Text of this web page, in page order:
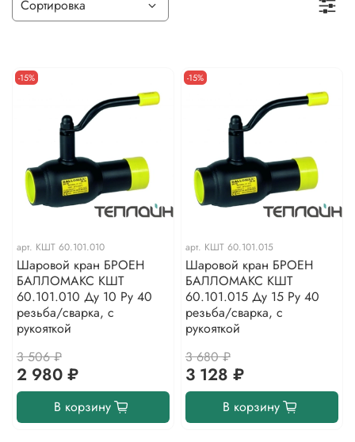
-15%
арт. КШТ 60.101.010
Шаровой кран БРОЕН
БАЛЛОМАКС КШТ
60.101.010 Ду 10 Ру 40
резьба/сварка, с
рукояткой
3 506 ₽
2 980 ₽
В корзину
-15%
арт. КШТ 60.101.015
Шаровой кран БРОЕН
БАЛЛОМАКС КШТ
60.101.015 Ду 15 Ру 40
резьба/сварка, с
рукояткой
3 680 ₽
3 128 ₽
В корзину